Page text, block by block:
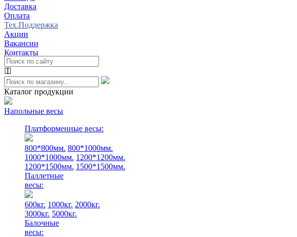
Доставка
Оплата
Тех.Поддержка
Акции
Вакансии
Контакты
Каталог продукции
Напольные весы
Платформенные весы:
800*800мм. 800*1000мм.
1000*1000мм. 1200*1200мм.
1200*1500мм. 1500*1500мм.
Паллетные
весы:
600кг. 1000кг. 2000кг.
3000кг. 5000кг.
Балочные
весы: